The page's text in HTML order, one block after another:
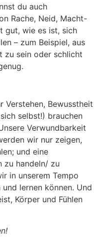
du auch
Rache, Neid, Macht-
gut, wie es ist, sich
– zum Beispiel, aus
zu sein oder schlicht
Verstehen, Bewusstheit
selbst!) brauchen
Verwundbarkeit
wir nur zeigen,
und eine
zu handeln/ zu
in unserem Tempo
lernen können. Und
Körper und Fühlen